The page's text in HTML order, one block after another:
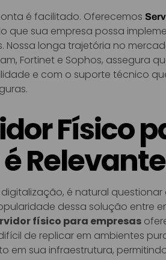
é facilitado. Oferecemos
que sua empresa possa
longa trajetória no
Fortinet e Sophos, assegura
e com o suporte técnico
Físico
é natural
dessa solução entre
físico para empresas
de replicar em ambientes
em sua infraestrutura,